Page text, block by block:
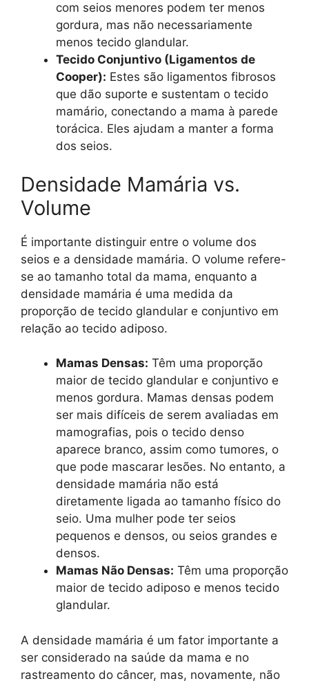
com seios menores podem ter menos
gordura, mas não necessariamente
menos tecido glandular.
Tecido Conjuntivo (Ligamentos de
Cooper): Estes são ligamentos fibrosos
que dão suporte e sustentam o tecido
mamário, conectando a mama à parede
torácica. Eles ajudam a manter a forma
dos seios.
Densidade Mamária vs.
Volume
É importante distinguir entre o volume dos
seios e a densidade mamária. O volume refere-
se ao tamanho total da mama, enquanto a
densidade mamária é uma medida da
proporção de tecido glandular e conjuntivo em
relação ao tecido adiposo.
Mamas Densas: Têm uma proporção
maior de tecido glandular e conjuntivo e
menos gordura. Mamas densas podem
ser mais difíceis de serem avaliadas em
mamografias, pois o tecido denso
aparece branco, assim como tumores, o
que pode mascarar lesões. No entanto, a
densidade mamária não está
diretamente ligada ao tamanho físico do
seio. Uma mulher pode ter seios
pequenos e densos, ou seios grandes e
densos.
Mamas Não Densas: Têm uma proporção
maior de tecido adiposo e menos tecido
glandular.
A densidade mamária é um fator importante a
ser considerado na saúde da mama e no
rastreamento do câncer, mas, novamente, não